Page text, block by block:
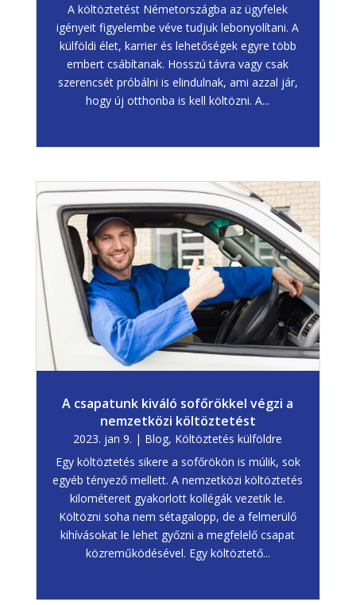
A költöztetést Németországba az ügyfelek
igényeit figyelembe véve tudjuk lebonyolítani. A
külföldi élet, karrier és lehetőségek egyre több
embert csábítanak. Hosszú távra vagy csak
szerencsét próbálni is elindulnak, ami azzal jár,
hogy új otthonba is kell költözni. A...
A csapatunk kiváló sofőrökkel végzi a
nemzetközi költöztetést
2023. jan 9. | Blog, Költöztetés külföldre
Egy költöztetés sikere a sofőrökön is múlik, sok
egyéb tényező mellett. A nemzetközi költöztetés
kilométereit gyakorlott kollégák vezetik le.
Költözni soha nem sétagalopp, de a felmerülő
kihívásokat le lehet győzni a megfelelő csapat
közreműködésével. Egy költöztető...